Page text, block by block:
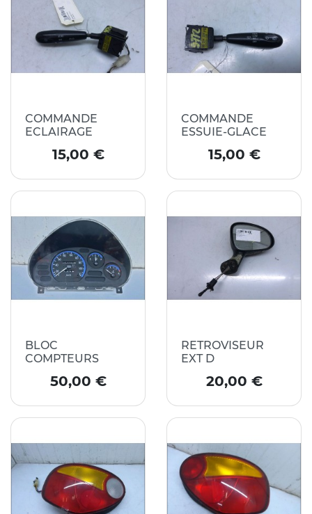
COMMANDE
ECLAIRAGE
Prix
15,00 €
COMMANDE
ESSUIE-GLACE
Prix
15,00 €
BLOC
COMPTEURS
Prix
50,00 €
RETROVISEUR
EXT D
Prix
20,00 €